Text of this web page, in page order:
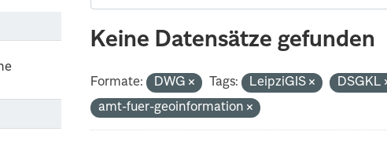
Keine Datensätze gefunden
Formate: DWG Tags: LeipziGIS DSGKL
amt-fuer-geoinformation